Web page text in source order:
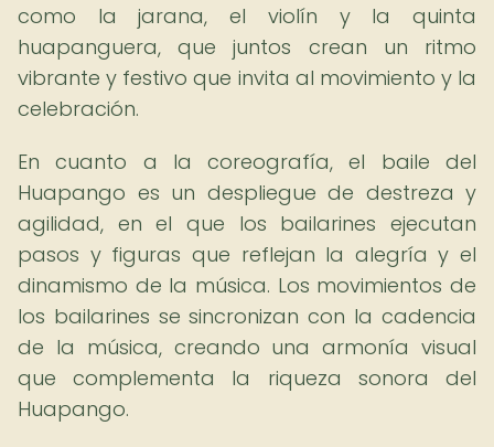
como la jarana, el violín y la quinta
huapanguera, que juntos crean un ritmo
vibrante y festivo que invita al movimiento y la
celebración.
En cuanto a la coreografía, el baile del
Huapango es un despliegue de destreza y
agilidad, en el que los bailarines ejecutan
pasos y figuras que reflejan la alegría y el
dinamismo de la música. Los movimientos de
los bailarines se sincronizan con la cadencia
de la música, creando una armonía visual
que complementa la riqueza sonora del
Huapango.